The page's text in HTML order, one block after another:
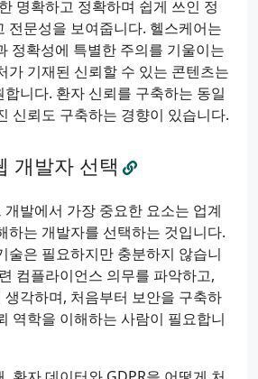
명확하고 정확하며 쉽게 쓰인 정
전문성을 보여줍니다. 헬스케어는
정확성에 특별한 주의를 기울이는
가 기재된 신뢰할 수 있는 콘텐츠는
니다. 환자 신뢰를 구축하는 동일
신뢰도 구축하는 경향이 있습니다.
개발자 선택
발에서 가장 중요한 요소는 업계
하는 개발자를 선택하는 것입니다.
술은 필요하지만 충분하지 않습니
컴플라이언스 의무를 파악하고,
각하며, 처음부터 보안을 구축하
역학을 이해하는 사람이 필요합니